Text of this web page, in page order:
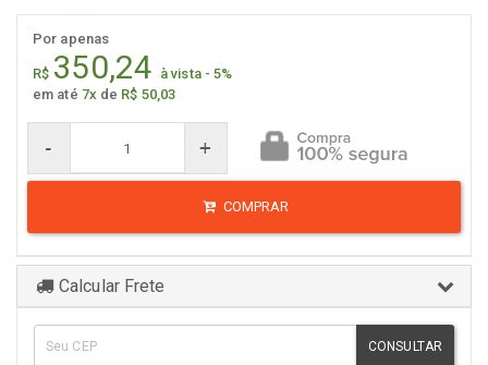
Por apenas
R$ 350,24 à vista - 5%
em até 7x de R$ 50,03
- +
COMPRAR
Calcular Frete
CONSULTAR